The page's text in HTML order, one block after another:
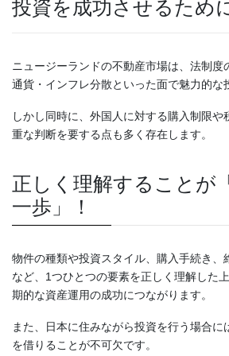
投資を成功させるため
ニュージーランドの不動産市場は、法制度
通貨・インフレ分散といった面で魅力的な
しかし同時に、外国人に対する購入制限や
重な判断を要する点も多く存在します。
正しく理解することが
一歩」！
物件の種類や投資スタイル、購入手続き、
など、1つひとつの要素を正しく理解した
期的な資産運用の成功につながります。
また、日本に住みながら投資を行う場合に
を借りることが不可欠です。